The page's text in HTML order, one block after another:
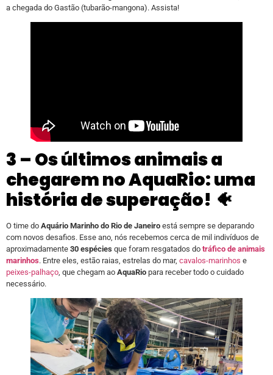
a chegada do Gastão (tubarão-mangona). Assista!
3 – Os últimos animais a
chegarem no AquaRio: uma
história de superação! 🐠
O time do Aquário Marinho do Rio de Janeiro está sempre se deparando
com novos desafios. Esse ano, nós recebemos cerca de mil indivíduos de
aproximadamente 30 espécies que foram resgatados do tráfico de animais
marinhos. Entre eles, estão raias, estrelas do mar, cavalos-marinhos e
peixes-palhaço , que chegam ao AquaRio para receber todo o cuidado
necessário.